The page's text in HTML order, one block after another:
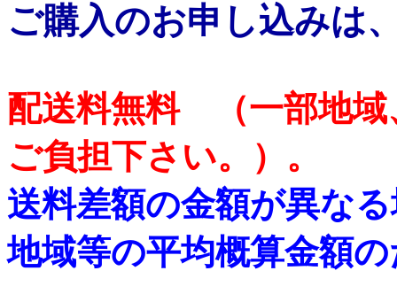
ご購入のお申し込みは
配送料無料 （一部地域
ご負担下さい。）。
送料差額の金額が異な
地域等の平均概算金額